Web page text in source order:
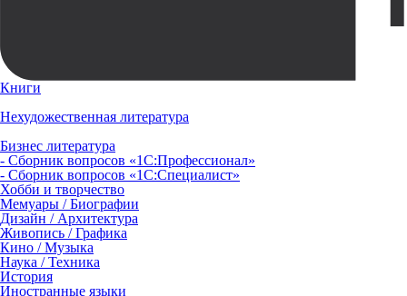
Книги
Нехудожественная литература
Бизнес литература
- Сборник вопросов «1С:Профессионал»
- Сборник вопросов «1С:Специалист»
Хобби и творчество
Мемуары / Биографии
Дизайн / Архитектура
Живопись / Графика
Кино / Музыка
Наука / Техника
История
Иностранные языки